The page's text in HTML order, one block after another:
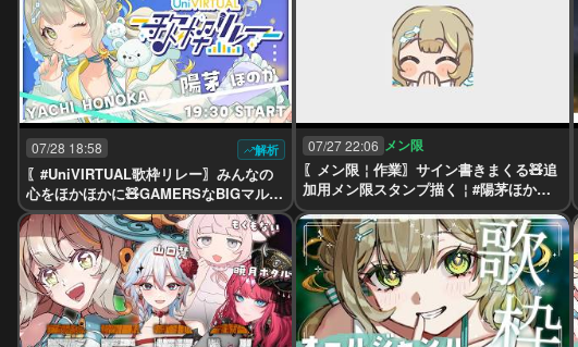
07/28 18:58 解析
〖#UniVIRTUAL歌枠リレー〗みんなの
心をほかほかに🧸GAMERSなBIGマルチ
クリエイターだ！￤#陽茅ほかほか￤#U
niVIRTUAL #Vtuber
07/27 22:06 メン限
〖メン限￤作業〗サイン書きまくる🧸追
加用メン限スタンプ描く￤#陽茅ほかほ
か￤#UniVIRTUAL #Vtuber